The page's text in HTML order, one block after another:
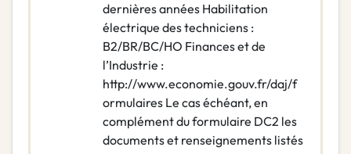
dernières années Habilitation
électrique des techniciens :
B2/BR/BC/HO Finances et de
l’Industrie :
http://www.economie.gouv.fr/daj/f
ormulaires Le cas échéant, en
complément du formulaire DC2 les
documents et renseignements listés